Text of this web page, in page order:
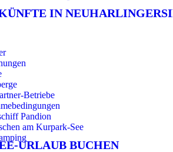
IN
Betriebe
Pandion
am Kurpark-See
URLAUB BUCHEN